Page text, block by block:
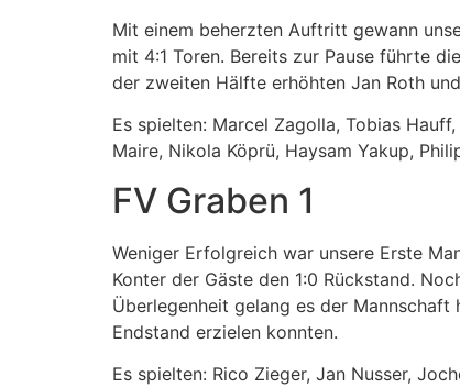
Mit einem beherzten Auftritt gewann
mit 4:1 Toren. Bereits zur Pause führte
der zweiten Hälfte erhöhten Jan Roth
Es spielten: Marcel Zagolla, Tobias
Maire, Nikola Köprü, Haysam Yakup,
FV Graben 1
Weniger Erfolgreich war unsere Erste
Konter der Gäste den 1:0 Rückstand.
Überlegenheit gelang es der
Endstand erzielen konnten.
Es spielten: Rico Zieger, Jan Nusser,